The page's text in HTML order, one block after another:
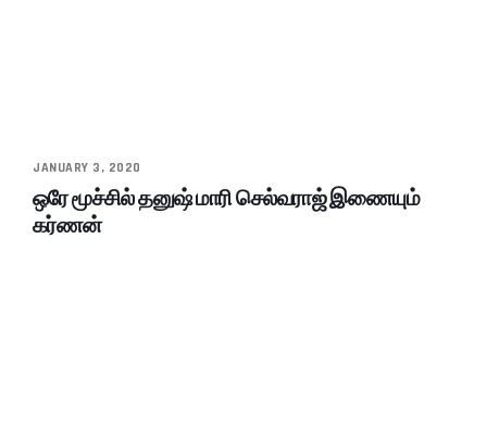
JANUARY 3, 2020
ஒரே மூச்சில் தனுஷ் மாரி செல்வராஜ் இணையும்
கர்ணன்